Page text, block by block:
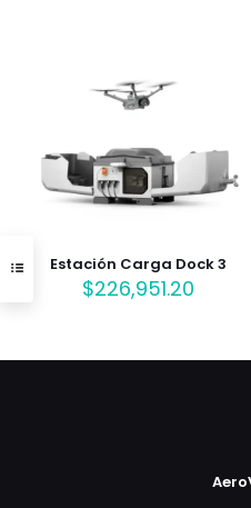
Estación Carga Dock 3
$226,951.20